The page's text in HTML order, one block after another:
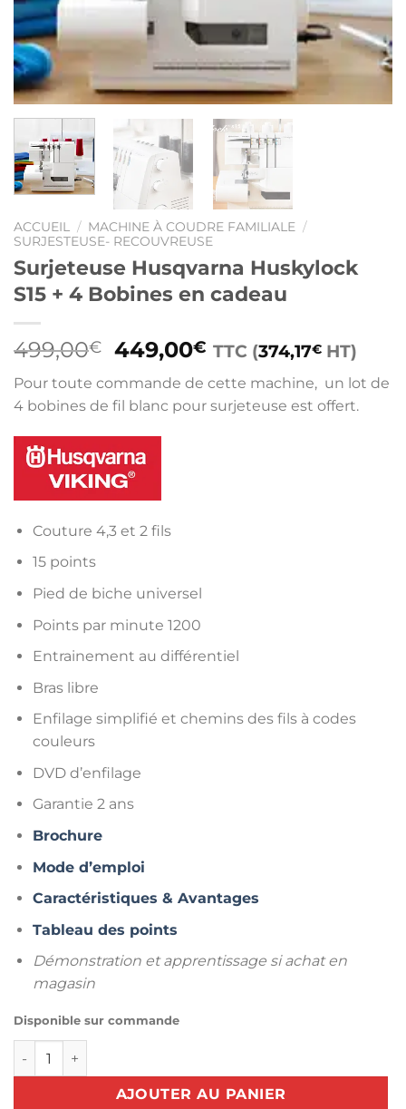
ACCUEIL / MACHINE À COUDRE FAMILIALE /
SURJESTEUSE- RECOUVREUSE
Surjeteuse Husqvarna Huskylock
S15 + 4 Bobines en cadeau
499,00€
Le
initial
était :
499,00€.
449,00€ Le
actuel
est :
TTC (374,17€ HT)
Pour toute commande de cette machine, un lot de
4 bobines de fil blanc pour surjeteuse est offert.
Couture 4,3 et 2 fils
15 points
Pied de biche universel
Points par minute 1200
Entrainement au différentiel
Bras libre
Enfilage simplifié et chemins des fils à codes
couleurs
DVD d’enfilage
Garantie 2 ans
Brochure
Mode d’emploi
Caractéristiques & Avantages
Tableau des points
Démonstration et apprentissage si achat en
magasin
Disponible sur commande
quantité de Surjeteuse Husqvarna Huskylock S15 + 4
AJOUTER AU PANIER